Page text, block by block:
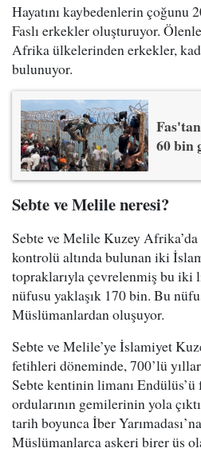
Hayatını kaybedenlerin çoğunu
Faslı erkekler oluşturuyor.
Afrika ülkelerinden erkekler,
bulunuyor.
60 bin
Sebte ve Melile neresi?
Sebte ve Melile Kuzey Afrika’da
kontrolü altında bulunan iki
topraklarıyla çevrelenmiş bu
nüfusu yaklaşık 170 bin. Bu
Müslümanlardan oluşuyor.
Sebte ve Melile’ye İslamiyet
fetihleri döneminde, 700’lü
Sebte kentinin limanı
ordularının gemilerinin yola
tarih boyunca İber
Müslümanlarca askeri birer üs